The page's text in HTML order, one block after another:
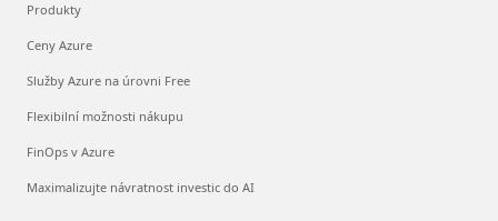
Produkty
Ceny Azure
Služby Azure na úrovni Free
Flexibilní možnosti nákupu
FinOps v Azure
Maximalizujte návratnost investic do AI